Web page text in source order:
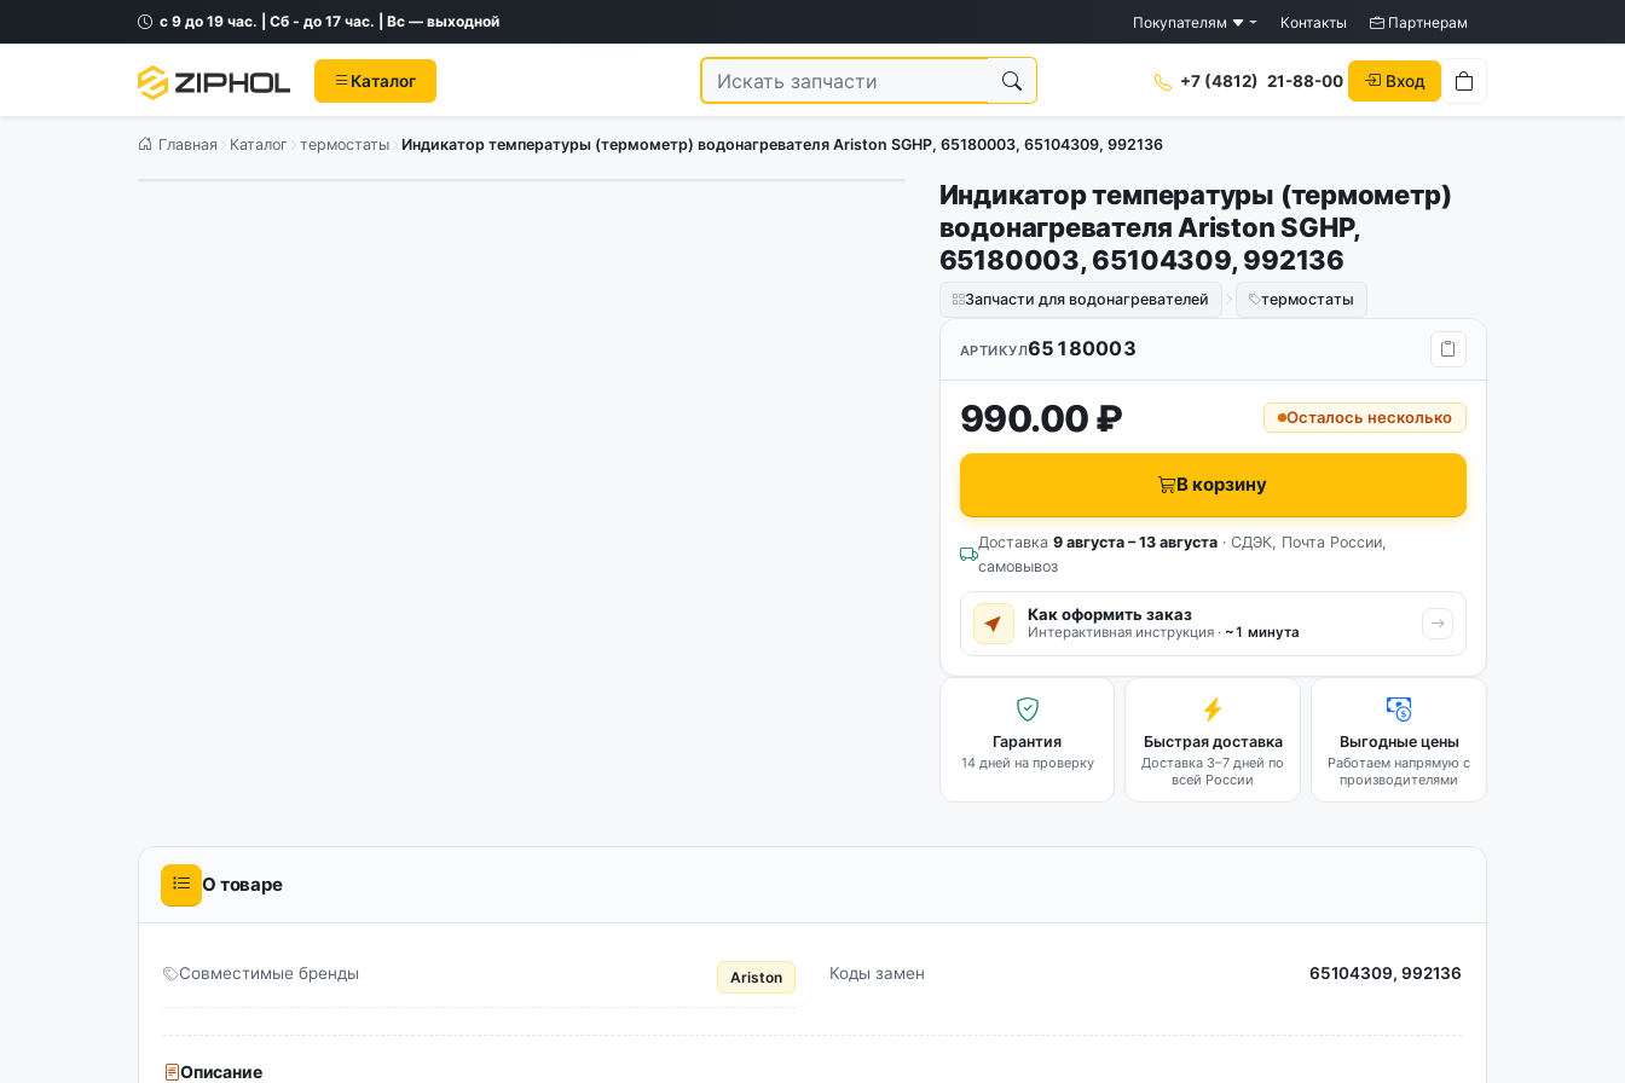
с 9 до 19 час. | Сб - до 17 час. | Вс — выходной Покупателям Контакты Партнерам
Каталог +7 (4812) 21-88-00 Вход
Главная Каталог термостаты Индикатор температуры (термометр) водонагревателя Ariston SGHP, 65180003, 65104309, 992136
Индикатор температуры (термометр)
водонагревателя Ariston SGHP,
65180003, 65104309, 992136
Запчасти для водонагревателей термостаты
АРТИКУЛ65180003
990.00 ₽ Осталось несколько
В корзину
Доставка 9 августа – 13 августа· СДЭК, Почта России,
самовывоз
Как оформить заказ
Интерактивная инструкция · ~1 минута
Гарантия
14 дней на проверку
Быстрая доставка
Доставка 3–7 дней по
всей России
Выгодные цены
Работаем напрямую с
производителями
О товаре
Совместимые бренды Ariston Коды замен 65104309, 992136
Описание